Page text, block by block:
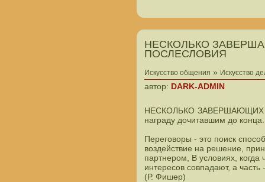
НЕСКОЛЬКО
ПОСЛЕСЛОВИЯ
Искусство общения » Искусство
автор: DARK-ADMIN
НЕСКОЛЬКО
награду дочитавшим до конца.
Переговоры - это поиск
воздействие на решение,
партнером, В условиях, когда
интересов совпадают, а часть
(Р. Фишер)